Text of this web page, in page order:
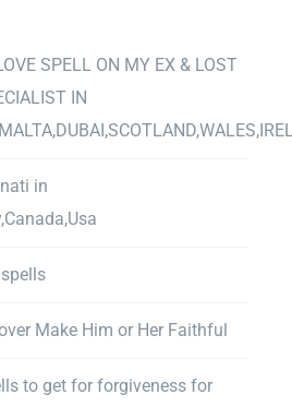
SPELL ON MY EX & LOST
IN
in
Make Him or Her Faithful
to get for forgiveness for